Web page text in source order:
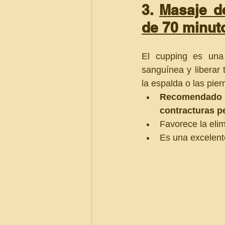
3. Masaje
de 70
El cupping es
sanguínea y liberar
la espalda o las
contracturas
Favorece la
Es una